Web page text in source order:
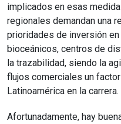
implicados en esas
regionales demandan una
prioridades de inversión
bioceánicos, centros de
la trazabilidad, siendo la
flujos comerciales un
Latinoamérica en la carrera.
Afortunadamente, hay